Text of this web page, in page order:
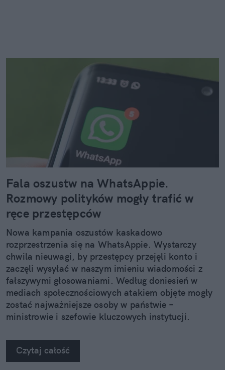
Fala oszustw na WhatsAppie.
Rozmowy polityków mogły trafić w
ręce przestępców
Nowa kampania oszustów kaskadowo
rozprzestrzenia się na WhatsAppie. Wystarczy
chwila nieuwagi, by przestępcy przejęli konto i
zaczęli wysyłać w naszym imieniu wiadomości z
fałszywymi głosowaniami. Według doniesień w
mediach społecznościowych atakiem objęte mogły
zostać najważniejsze osoby w państwie –
ministrowie i szefowie kluczowych instytucji.
Czytaj całość